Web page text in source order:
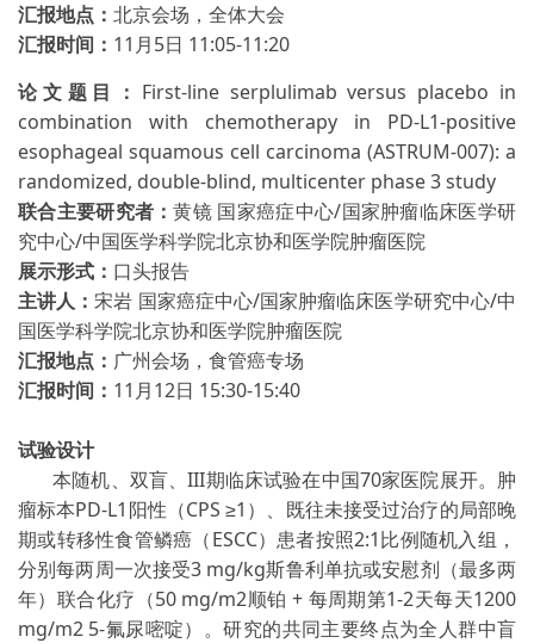
汇报地点： 北京会场，全体大会
汇报时间： 11月5日 11:05-11:20
论文题目： First-line serplulimab versus placebo in
combination with chemotherapy in PD-L1-positive
esophageal squamous cell carcinoma (ASTRUM-007): a
randomized, double-blind, multicenter phase 3 study
联合主要研究者：黄镜 国家癌症中心/国家肿瘤临床医学研
究中心/中国医学科学院北京协和医学院肿瘤医院
展示形式： 口头报告
主讲人：宋岩 国家癌症中心/国家肿瘤临床医学研究中心/中
国医学科学院北京协和医学院肿瘤医院
汇报地点： 广州会场，食管癌专场
汇报时间： 11月12日 15:30-15:40
试验设计
本随机、双盲、III期临床试验在中国70家医院展开。肿
瘤标本PD-L1 阳性（CPS≥1 ）、既往未接受过治疗的局部晚
期或转移性食管鳞癌（ESCC）患者按照2:1比例随机入组，
分别每两周一次接受3 mg/kg斯鲁利单抗或安慰剂（最多两
年）联合化疗（50 mg/m2顺铂 + 每周期第1-2天每天1200
mg/m2 5-氟尿嘧啶）。研究的共同主要终点为全人群中盲